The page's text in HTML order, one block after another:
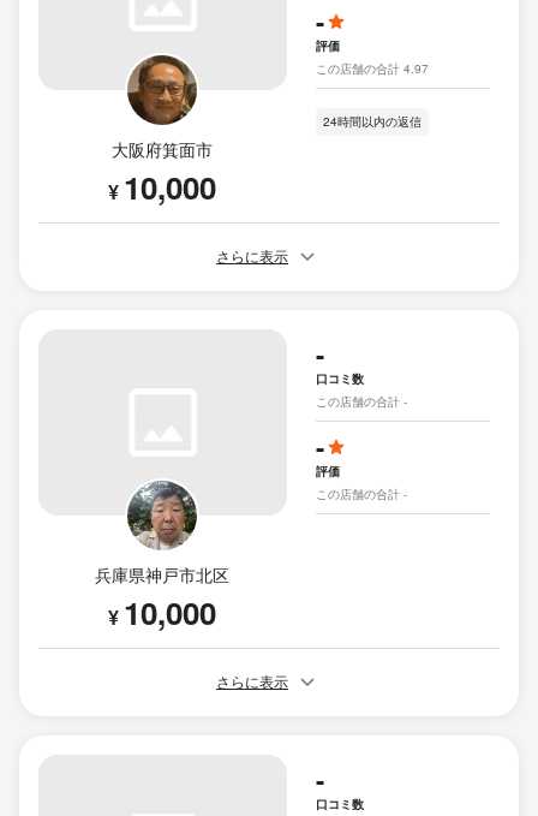
大阪府箕面市
¥ 10,000
-
評価
この店舗の合計 4.97
24時間以内の返信
さらに表示
兵庫県神戸市北区
¥ 10,000
-
口コミ数
この店舗の合計 -
-
評価
この店舗の合計 -
さらに表示
-
口コミ数